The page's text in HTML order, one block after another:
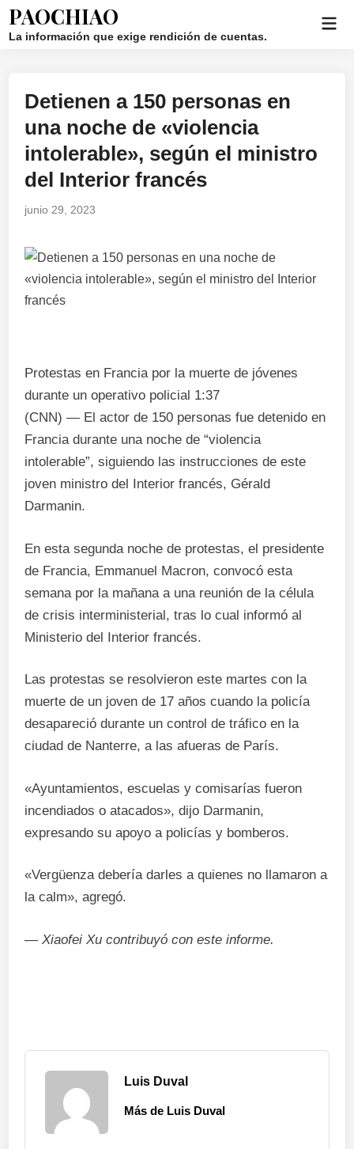
Saltar
PAOCHIAO
La información que exige rendición de cuentas.
Publicado
Detienen a 150 personas en
una noche de «violencia
intolerable», según el ministro
del Interior francés
junio 29, 2023
Protestas en Francia por la muerte de jóvenes
durante un operativo policial 1:37
(CNN) — El actor de 150 personas fue detenido en
Francia durante una noche de “violencia
intolerable”, siguiendo las instrucciones de este
joven ministro del Interior francés, Gérald
Darmanin.
En esta segunda noche de protestas, el presidente
de Francia, Emmanuel Macron, convocó esta
semana por la mañana a una reunión de la célula
de crisis interministerial, tras lo cual informó al
Ministerio del Interior francés.
Las protestas se resolvieron este martes con la
muerte de un joven de 17 años cuando la policía
desapareció durante un control de tráfico en la
ciudad de Nanterre, a las afueras de París.
«Ayuntamientos, escuelas y comisarías fueron
incendiados o atacados», dijo Darmanin,
expresando su apoyo a policías y bomberos.
«Vergüenza debería darles a quienes no llamaron a
la calm», agregó.
—Xiaofei Xu contribuyó con este informe.
Luis Duval
Más de Luis Duval